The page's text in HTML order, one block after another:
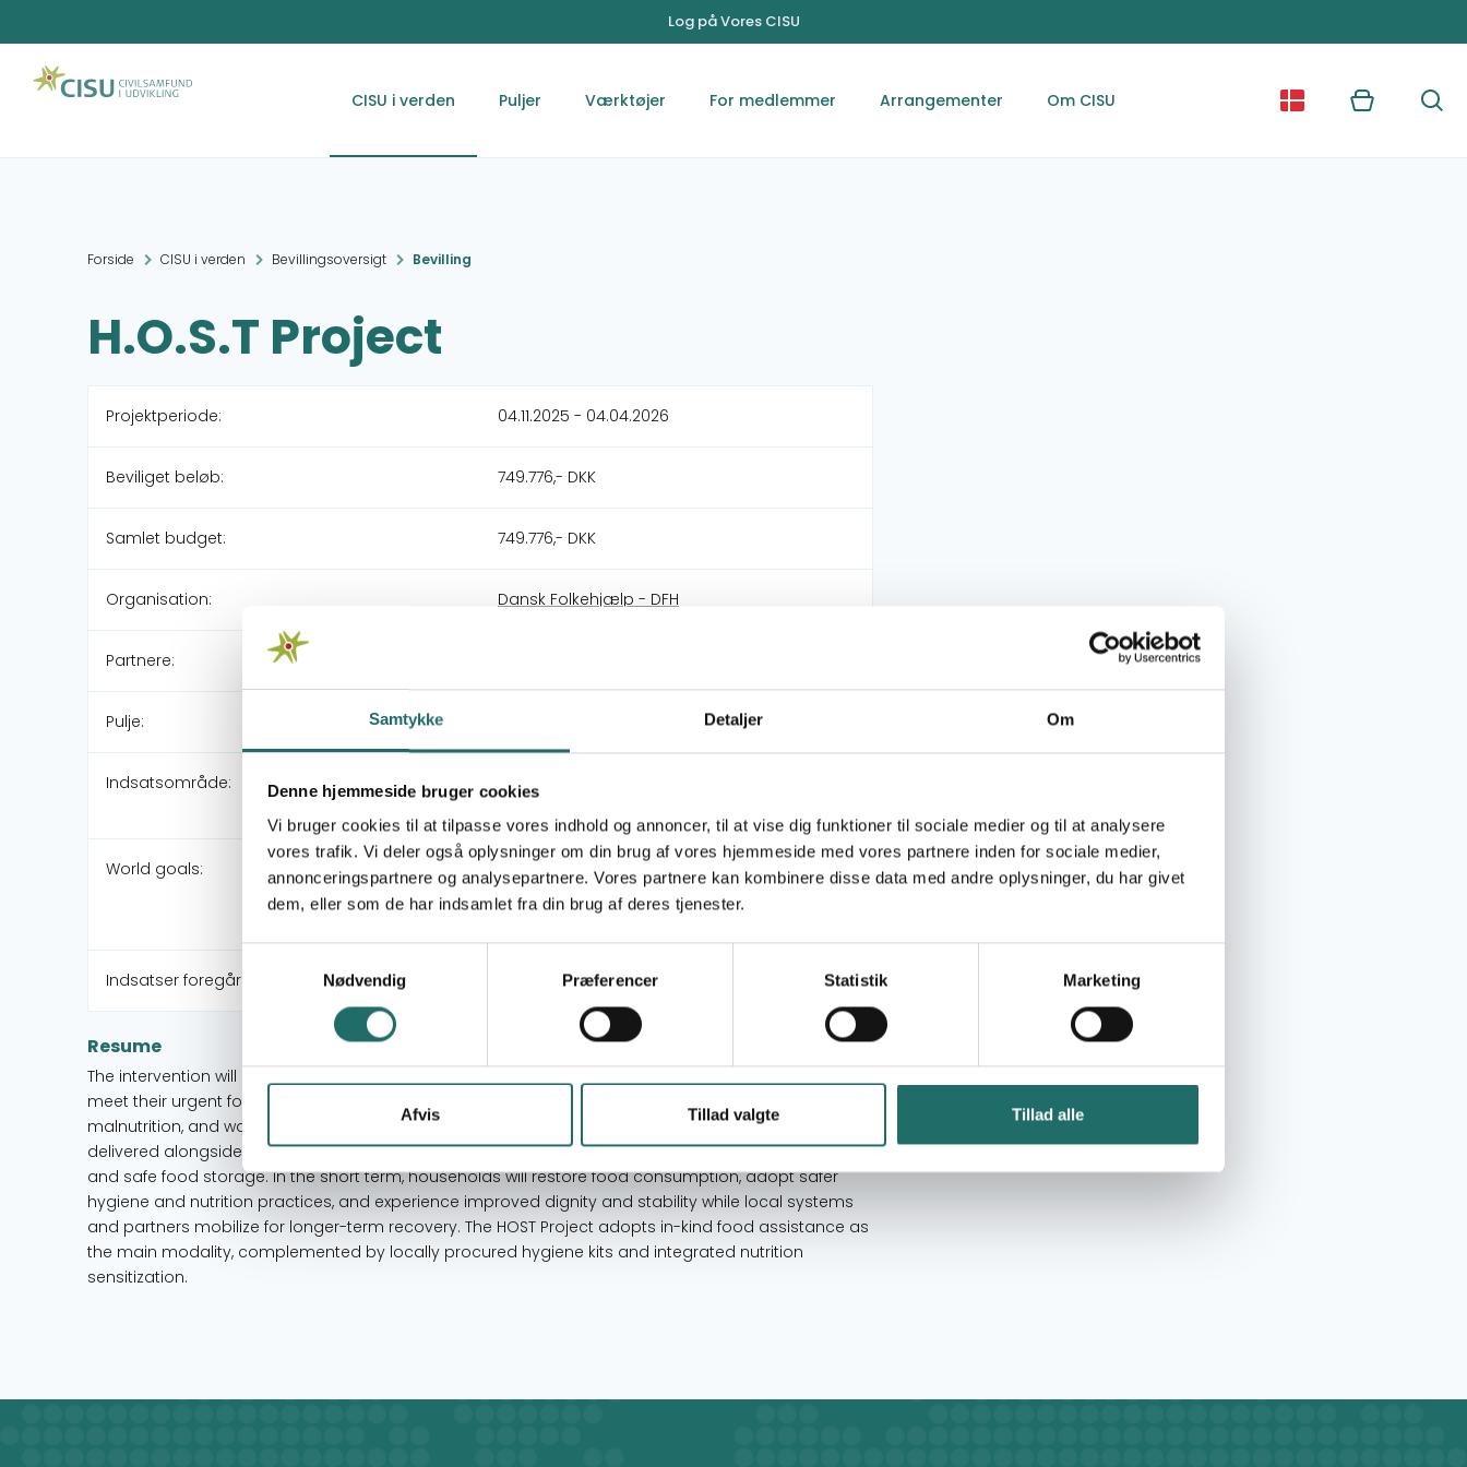
Samtykke Detaljer Om
Denne hjemmeside bruger cookies
Vi bruger cookies til at tilpasse vores indhold og annoncer, til at vise dig funktioner til sociale medier og til at analysere
vores trafik. Vi deler også oplysninger om din brug af vores hjemmeside med vores partnere inden for sociale medier,
annonceringspartnere og analysepartnere. Vores partnere kan kombinere disse data med andre oplysninger, du har givet
dem, eller som de har indsamlet fra din brug af deres tjenester.
Nødvendig
Præferencer Statistik Marketing
Afvis Tillad valgte Tillad alle
Log på Vores CISU
CISU i verden Puljer Værktøjer For medlemmer Arrangementer Om CISU Kurv Søg
Forside CISU i verden Bevillingsoversigt Bevilling
H.O.S.T Project
Projektperiode: 04.11.2025 - 04.04.2026
Beviliget beløb: 749.776,- DKK
Samlet budget: 749.776,- DKK
Organisation: Dansk Folkehjælp - DFH
Partnere:
Pulje:
Indsatsområde:
25-014-SP-Displacement Crisis in
World goals:
Mål 1: Afskaf fattigdom
Mål 2: Stop sult
Mål 3: Sundhed og trivsel
Indsatser foregår i: Mozambique
Resume
The intervention will enable 650 displaced and host households in Alua (Eráti District, Nampula) to
meet their urgent food and hygiene needs during a one-month crisis window, preventing hunger,
malnutrition, and water-borne disease. Through short nutrition and hygiene sensitization sessions
delivered alongside distributions, families will also gain knowledge on balanced diets, infant feeding,
and safe food storage. In the short term, households will restore food consumption, adopt safer
hygiene and nutrition practices, and experience improved dignity and stability while local systems
and partners mobilize for longer-term recovery. The HOST Project adopts in-kind food assistance as
the main modality, complemented by locally procured hygiene kits and integrated nutrition
sensitization.